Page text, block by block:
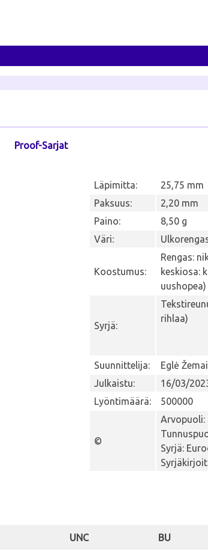
Proof-Sarjat
Läpimitta:
25,75 mm
Paksuus:
2,20 mm
Paino:
8,50 g
Väri:
Koostumus:
Rengas:
keskiosa:
uushopea)
Syrjä:
rihlaa)
Suunnittelija:
Eglė
Julkaistu:
16/03/
Lyöntimäärä:
500000
©
Arvopuoli:
Syrjä:
UNC BU